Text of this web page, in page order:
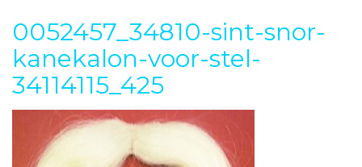
0052457_34810-sint-snor-
kanekalon-voor-stel-
34114115_425